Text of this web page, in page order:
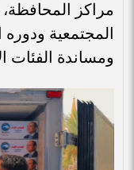
مراكز
المجتمعية
ومساندة الفئات